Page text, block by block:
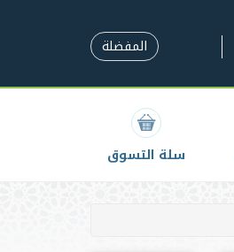
المفضلة
سلة التسوق